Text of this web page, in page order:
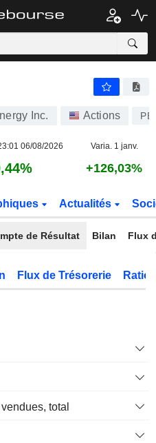
Inc. Actions
06/08/2026 Varia. 1 janv.
+126,03%
Actualités
de Résultat Bilan Flux
Flux de Trésorerie
total